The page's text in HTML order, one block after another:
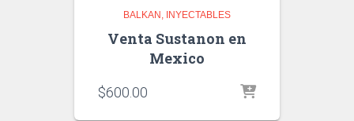
BALKAN INYECTABLES
Venta Sustanon en
Mexico
$600.00